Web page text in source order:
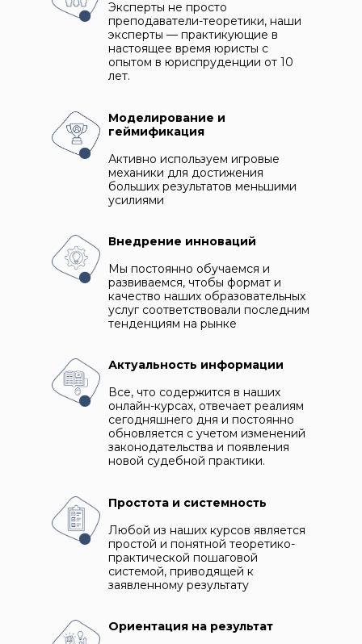
Эксперты не просто
преподаватели-теоретики, наши
эксперты — практикующие в
настоящее время юристы с
опытом в юриспруденции от 10
лет.
Актуальность информации
Все, что содержится в наших
онлайн-курсах, отвечает реалиям
сегодняшнего дня и постоянно
обновляется с учетом изменений
законодательства и появления
новой судебной практики.
Ориентация на результат
Моделирование и
геймификация
Активно используем игровые
механики для достижения
больших результатов меньшими
усилиями
Внедрение инноваций
Мы постоянно обучаемся и
развиваемся, чтобы формат и
качество наших образовательных
услуг соответствовали последним
тенденциям на рынке
Простота и системность
Любой из наших курсов является
простой и понятной теоретико-
практической пошаговой
системой, приводящей к
заявленному результату